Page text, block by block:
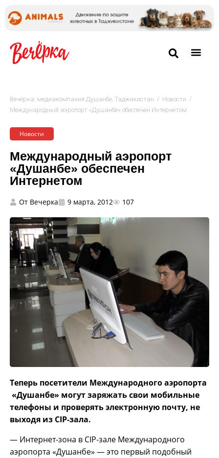
Вечёрка: медиакомпания Душанбе, Таджикистан / Новости /
Международный аэропорт «Душанбе» обеспечен Интернетом
Новости
Международный аэропорт
«Душанбе» обеспечен
Интернетом
От Вечерка 9 марта, 2012 107
Теперь посетители Международного аэропорта
«Душанбе» могут заряжать свои мобильные
телефоны и проверять электронную почту, не
выходя из CIP-зала.
— Интернет-зона в CIP-зале Международного
аэропорта «Душанбе» — это первый подобный